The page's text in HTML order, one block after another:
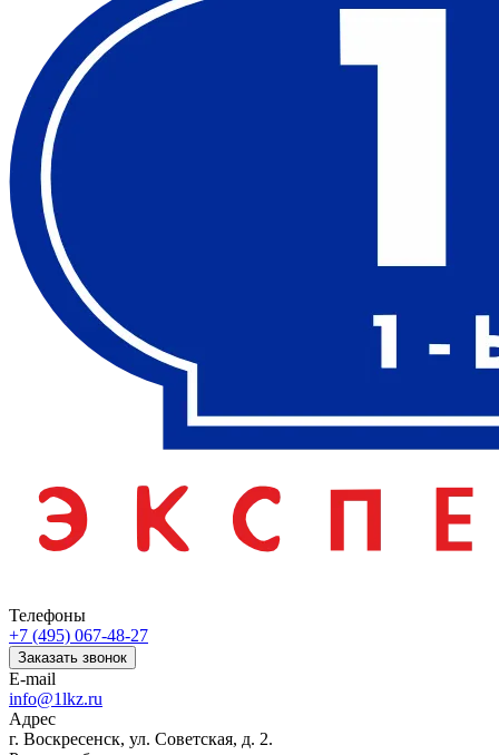
Телефоны
+7 (495) 067-48-27
Заказать звонок
E-mail
info@1lkz.ru
Адрес
г. Воскресенск, ул. Советская, д. 2.